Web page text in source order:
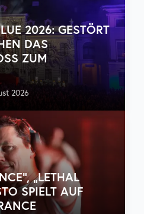
2026: GESTÖRT
DAS
ZUM
2026
„LETHAL
SPIELT AUF